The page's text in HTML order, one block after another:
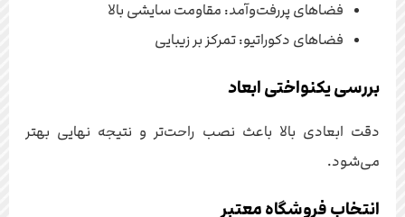
فضاهای پررفت‌وآمد: مقاومت سایشی بالا
فضاهای دکوراتیو: تمرکز بر زیبایی
بررسی یکنواختی ابعاد
دقت ابعادی بالا باعث نصب راحت‌تر و نتیجه نهایی بهتر
می‌شود.
انتخاب فروشگاه معتبر